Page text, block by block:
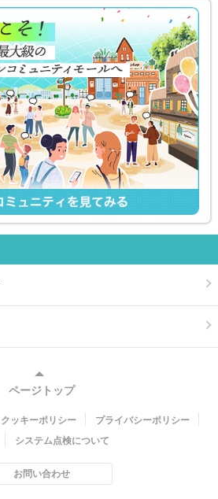
ページトップ
クッキーポリシー
プライバシーポリシー
システム点検について
お問い合わせ